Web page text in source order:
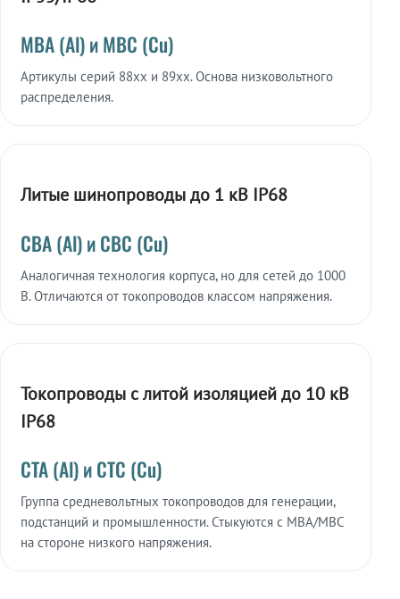
МВА (Al) и МВС (Cu)
Артикулы серий 88xx и 89xx. Основа низковольтного
распределения.
Литые шинопроводы до 1 кВ IP68
СВА (Al) и СВС (Cu)
Аналогичная технология корпуса, но для сетей до 1000
В. Отличаются от токопроводов классом напряжения.
Токопроводы с литой изоляцией до 10 кВ
IP68
СТА (Al) и СТС (Cu)
Группа средневольтных токопроводов для генерации,
подстанций и промышленности. Стыкуются с МВА/МВС
на стороне низкого напряжения.